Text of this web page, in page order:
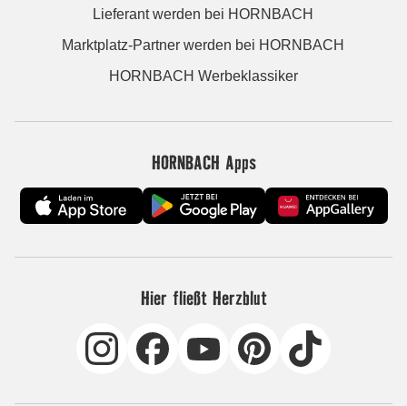
Lieferant werden bei HORNBACH
Marktplatz-Partner werden bei HORNBACH
HORNBACH Werbeklassiker
HORNBACH Apps
Hier fließt Herzblut